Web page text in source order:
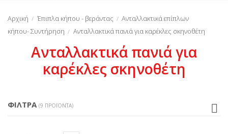
Αρχική Έπιπλα κήπου - βεράντας
Ανταλλακτικά επίπλων
κήπου- Συντήρηση
Ανταλλακτικά πανιά για καρέκλες σκηνοθέτη
Ανταλλακτικά πανιά για
καρέκλες σκηνοθέτη
ΦΊΛΤΡΑ (9 ΠΡΟΪΌΝΤΑ)